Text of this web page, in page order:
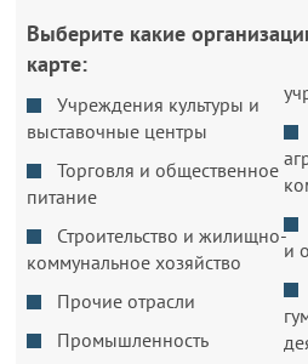
Выберите какие
карте:
Учреждения культуры и
выставочные центры
Торговля и общественное
питание
Строительство и жилищно-
коммунальное хозяйство
Прочие отрасли
Промышленность
и